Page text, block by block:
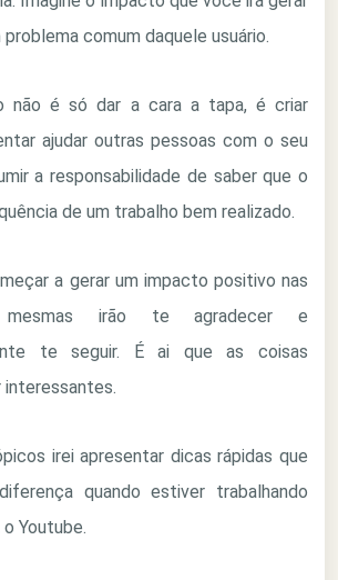
comum daquele usuário.
não é só dar a cara a tapa, é criar
ajudar outras pessoas com o seu
a responsabilidade de saber que o
de um trabalho bem realizado.
a gerar um impacto positivo nas
mesmas irão te agradecer e
te seguir. É ai que as coisas
irei apresentar dicas rápidas que
quando estiver trabalhando
Youtube.